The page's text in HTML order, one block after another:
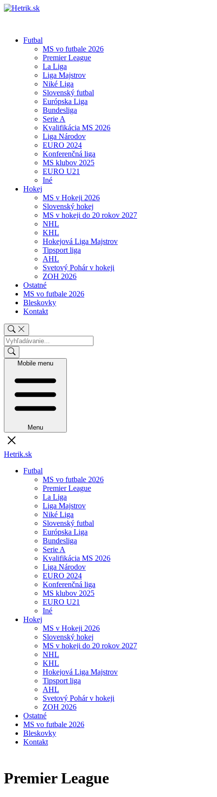
Futbal
MS vo futbale 2026
Premier League
La Liga
Liga Majstrov
Niké Liga
Slovenský futbal
Európska Liga
Bundesliga
Serie A
Kvalifikácia MS 2026
Liga Národov
EURO 2024
Konferenčná liga
MS klubov 2025
EURO U21
Iné
Hokej
MS v Hokeji 2026
Slovenský hokej
MS v hokeji do 20 rokov 2027
NHL
KHL
Hokejová Liga Majstrov
Tipsport liga
AHL
Svetový Pohár v hokeji
ZOH 2026
Ostatné
MS vo futbale 2026
Bleskovky
Kontakt
Mobile menu
Menu
Hetrik.sk
Futbal
MS vo futbale 2026
Premier League
La Liga
Liga Majstrov
Niké Liga
Slovenský futbal
Európska Liga
Bundesliga
Serie A
Kvalifikácia MS 2026
Liga Národov
EURO 2024
Konferenčná liga
MS klubov 2025
EURO U21
Iné
Hokej
MS v Hokeji 2026
Slovenský hokej
MS v hokeji do 20 rokov 2027
NHL
KHL
Hokejová Liga Majstrov
Tipsport liga
AHL
Svetový Pohár v hokeji
ZOH 2026
Ostatné
MS vo futbale 2026
Bleskovky
Kontakt
Premier League